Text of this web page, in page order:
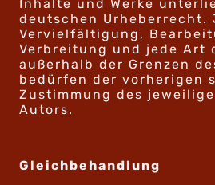
Inhalte und Werke
deutschen Urheberrecht.
Vervielfältigung,
Verbreitung und jede Art
außerhalb der Grenzen
bedürfen der vorherigen
Zustimmung des
Autors.
Gleichbehandlung